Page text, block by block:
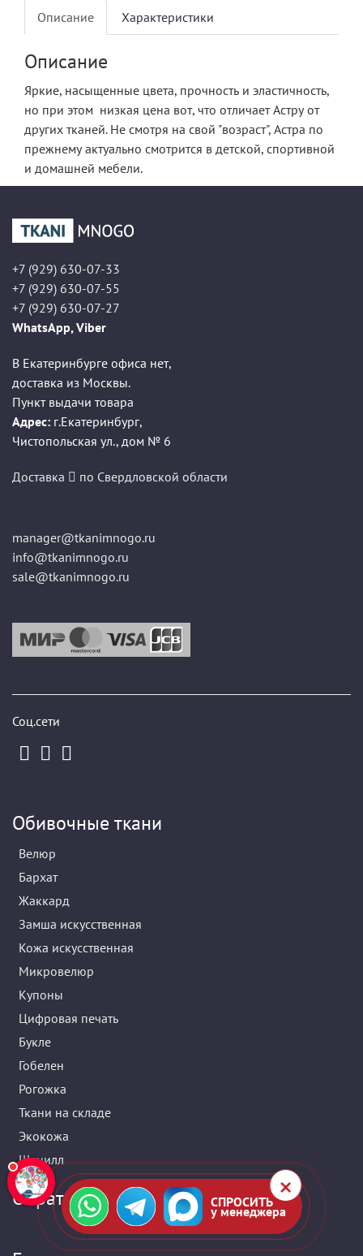
СПРОСИТЬ
у менеджера
Описание Характеристики
Описание
Яркие, насыщенные цвета, прочность и эластичность,
но при этом низкая цена вот, что отличает Астру от
других тканей. Не смотря на свой "возраст", Астра по
прежнему актуально смотрится в детской, спортивной
и домашней мебели.
+7 (929) 630-07-33
+7 (929) 630-07-55
+7 (929) 630-07-27
WhatsApp, Viber
В Екатеринбурге офиса нет,
доставка из Москвы.
Пункт выдачи товара
Адрес: г.Екатеринбург,
Чистопольская ул., дом № 6
Доставка по Свердловской области
manager@tkanimnogo.ru
info@tkanimnogo.ru
sale@tkanimnogo.ru
Соц.сети
Обивочные ткани
Велюр
Бархат
Жаккард
Замша искусственная
Кожа искусственная
Микровелюр
Купоны
Цифровая печать
Букле
Гобелен
Рогожка
Ткани на складе
Экокожа
Шенилл
Обратная связь